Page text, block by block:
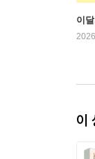
이
이